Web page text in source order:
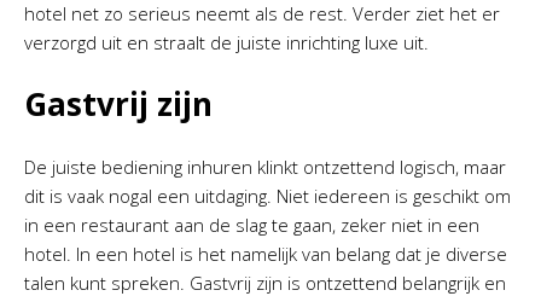
hotel net zo serieus neemt als de rest. Verder ziet het er
verzorgd uit en straalt de juiste inrichting luxe uit.
Gastvrij zijn
De juiste bediening inhuren klinkt ontzettend logisch, maar
dit is vaak nogal een uitdaging. Niet iedereen is geschikt om
in een restaurant aan de slag te gaan, zeker niet in een
hotel. In een hotel is het namelijk van belang dat je diverse
talen kunt spreken. Gastvrij zijn is ontzettend belangrijk en